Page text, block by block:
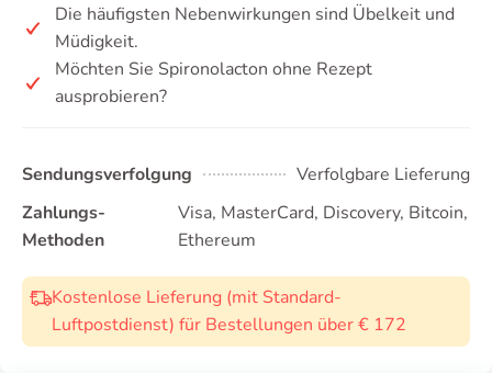
Die häufigsten Nebenwirkungen sind Übelkeit und
Müdigkeit.
Möchten Sie Spironolacton ohne Rezept
ausprobieren?
Sendungsverfolgung
Verfolgbare Lieferung
Zahlungs-
Methoden
Visa, MasterCard, Discovery, Bitcoin,
Ethereum
Kostenlose Lieferung (mit Standard-
Luftpostdienst) für Bestellungen über € 172